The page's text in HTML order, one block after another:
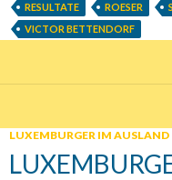
RESULTATE
ROESER
VICTOR BETTENDORF
LUXEMBURGER IM AUSLAND